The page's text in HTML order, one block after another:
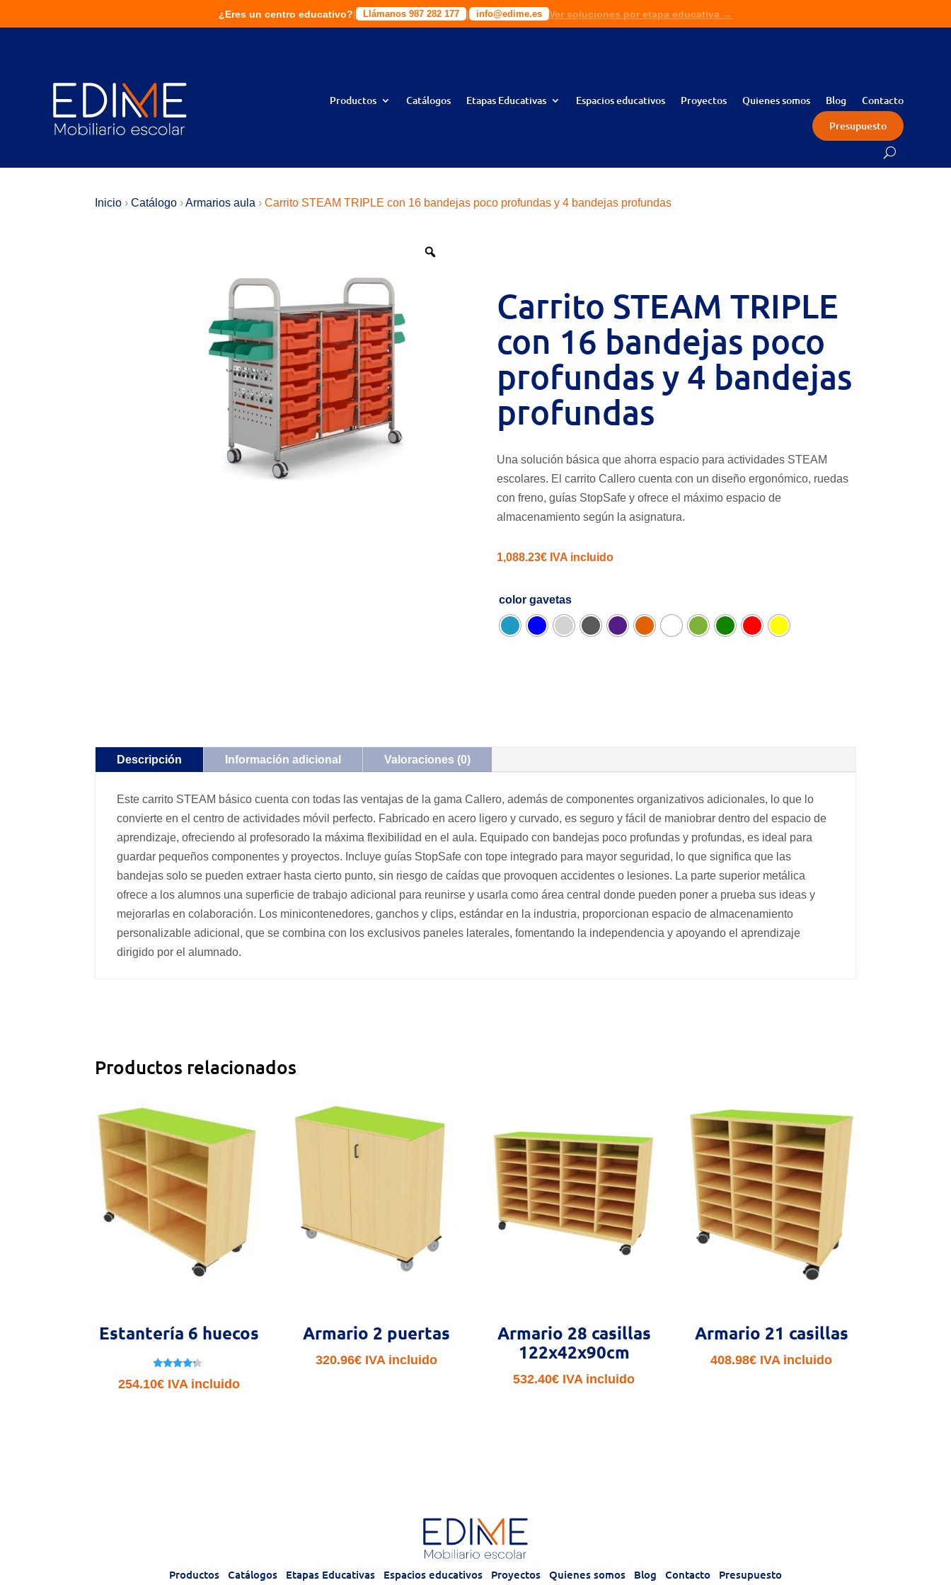
¿Eres un centro educativo? ¡Soluciones a tu medida! | Llámanos 987 282 177 | info@edime.es Solicita presupuesto sin compromiso →
¿Eres un centro educativo?| Llámanos 987 282 177 | info@edime.es Ver soluciones por etapa educativa →
Productos Catálogos Etapas Educativas Espacios educativos Proyectos Quienes somos Blog
Contacto
Presupuesto
Inicio › Catálogo › Armarios aula › Carrito STEAM TRIPLE con 16 bandejas poco profundas y 4 bandejas profundas
Carrito STEAM TRIPLE
con 16 bandejas poco
profundas y 4 bandejas
profundas
Una solución básica que ahorra espacio para actividades STEAM
escolares. El carrito Callero cuenta con un diseño ergonómico, ruedas
con freno, guías StopSafe y ofrece el máximo espacio de
almacenamiento según la asignatura.
1,088.23€ IVA incluido
color gavetas
Descripción Información adicional Valoraciones (0)
Este carrito STEAM básico cuenta con todas las ventajas de la gama Callero, además de componentes organizativos adicionales, lo que lo
convierte en el centro de actividades móvil perfecto. Fabricado en acero ligero y curvado, es seguro y fácil de maniobrar dentro del espacio de
aprendizaje, ofreciendo al profesorado la máxima flexibilidad en el aula. Equipado con bandejas poco profundas y profundas, es ideal para
guardar pequeños componentes y proyectos. Incluye guías StopSafe con tope integrado para mayor seguridad, lo que significa que las
bandejas solo se pueden extraer hasta cierto punto, sin riesgo de caídas que provoquen accidentes o lesiones. La parte superior metálica
ofrece a los alumnos una superficie de trabajo adicional para reunirse y usarla como área central donde pueden poner a prueba sus ideas y
mejorarlas en colaboración. Los minicontenedores, ganchos y clips, estándar en la industria, proporcionan espacio de almacenamiento
personalizable adicional, que se combina con los exclusivos paneles laterales, fomentando la independencia y apoyando el aprendizaje
dirigido por el alumnado.
Productos relacionados
Estantería 6 huecos
con
254.10€ IVA incluido
Armario 2 puertas
320.96€ IVA incluido
Armario 28 casillas
122x42x90cm
532.40€ IVA incluido
Armario 21 casillas
408.98€ IVA incluido
Productos Catálogos Etapas Educativas Espacios educativos Proyectos Quienes somos Blog Contacto Presupuesto